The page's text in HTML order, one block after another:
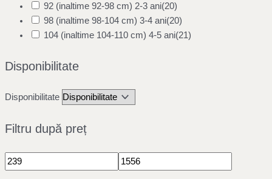
92 (inaltime 92-98 cm) 2-3 ani(20)
98 (inaltime 98-104 cm) 3-4 ani(20)
104 (inaltime 104-110 cm) 4-5 ani(21)
Disponibilitate
Disponibilitate
Filtru după preț